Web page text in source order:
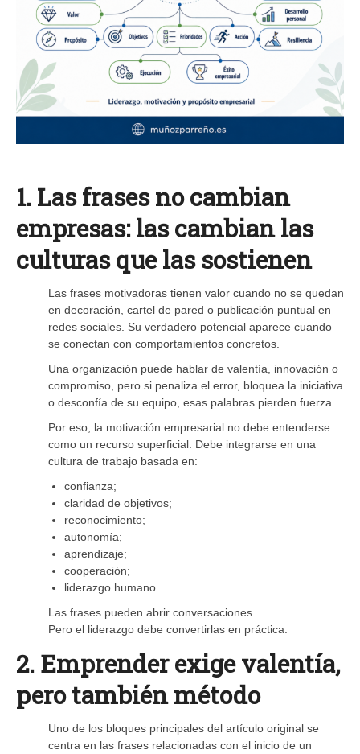
1. Las frases no cambian
empresas: las cambian las
culturas que las sostienen
Las frases motivadoras tienen valor cuando no se quedan
en decoración, cartel de pared o publicación puntual en
redes sociales. Su verdadero potencial aparece cuando
se conectan con comportamientos concretos.
Una organización puede hablar de valentía, innovación o
compromiso, pero si penaliza el error, bloquea la iniciativa
o desconfía de su equipo, esas palabras pierden fuerza.
Por eso, la motivación empresarial no debe entenderse
como un recurso superficial. Debe integrarse en una
cultura de trabajo basada en:
confianza;
claridad de objetivos;
reconocimiento;
autonomía;
aprendizaje;
cooperación;
liderazgo humano.
Las frases pueden abrir conversaciones.
Pero el liderazgo debe convertirlas en práctica.
2. Emprender exige valentía,
pero también método
Uno de los bloques principales del artículo original se
centra en las frases relacionadas con el inicio de un